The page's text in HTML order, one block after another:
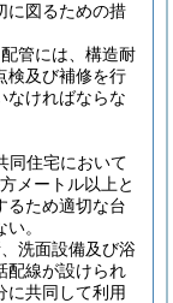
に図るための措
管には、構造耐
検及び補修を行
なければならな
同住宅において
メートル以上と
るため適切な台
。
洗面設備及び浴
配線が設けられ
に共同して利用